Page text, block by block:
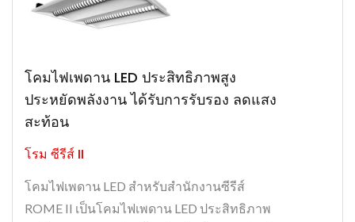
โคมไฟเพดาน LED ประสิทธิภาพสูง
ประหยัดพลังงาน ได้รับการรับรอง ลดแสง
สะท้อน
โรม ซีรีส์ II
โคมไฟเพดาน LED สำหรับสำนักงานซีรีส์
ROME II เป็นโคมไฟเพดาน LED ประสิทธิภาพ